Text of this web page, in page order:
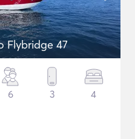
Flybridge 47
6 3 4